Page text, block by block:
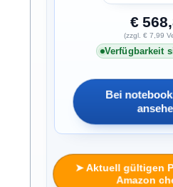
€
(zzgl. € 7,99
Verfügbarkeit
Bei
➤ Aktuell gültigen
Amazon